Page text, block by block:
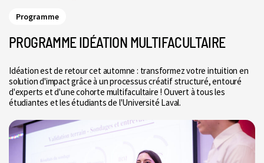
Programme
PROGRAMME IDÉATION MULTIFACULTAIRE
Idéation est de retour cet automne : transformez votre intuition en
solution d'impact grâce à un processus créatif structuré, entouré
d'experts et d'une cohorte multifacultaire ! Ouvert à tous les
étudiantes et les étudiants de l'Université Laval.